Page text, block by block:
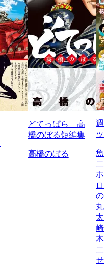
どてっぱら 高
橋のぼる短編集
高橋のぼる
週
ッ
魚
二
ホ
ロ
の
丸
太
崎
木
二
せ